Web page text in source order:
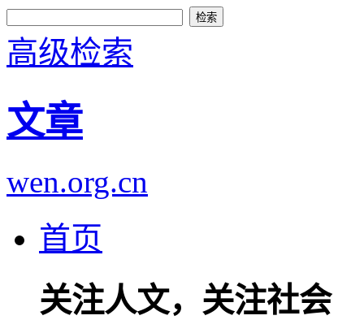
高级检索
文章
wen.org.cn
首页
关注人文，关注社会